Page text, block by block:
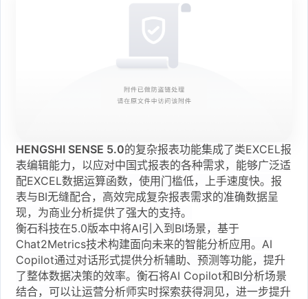
HENGSHI SENSE 5.0的复杂报表功能集成了类EXCEL报
表编辑能力，以应对中国式报表的各种需求，能够广泛适
配EXCEL数据运算函数，使用门槛低，上手速度快。报
表与BI无缝配合，高效完成复杂报表需求的准确数据呈
现，为商业分析提供了强大的支持。
衡石科技在5.0版本中将AI引入到BI场景，基于
Chat2Metrics技术构建面向未来的智能分析应用。AI
Copilot通过对话形式提供分析辅助、预测等功能，提升
了整体数据决策的效率。衡石将AI Copilot和BI分析场景
结合，可以让运营分析师实时探索获得洞见，进一步提升